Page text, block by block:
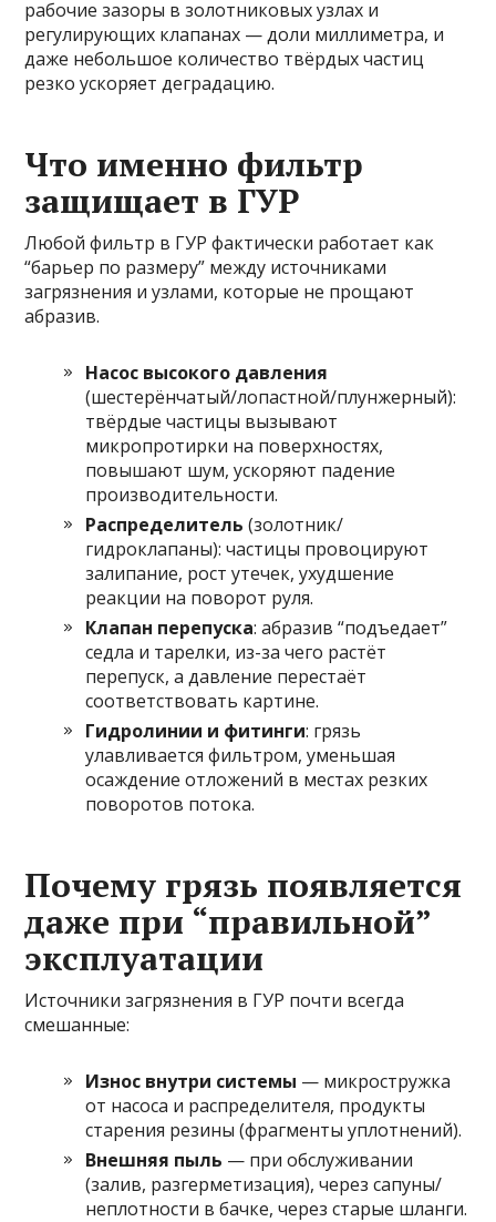
рабочие зазоры в золотниковых узлах и
регулирующих клапанах — доли миллиметра, и
даже небольшое количество твёрдых частиц
резко ускоряет деградацию.
Что именно фильтр
защищает в ГУР
Любой фильтр в ГУР фактически работает как
“барьер по размеру” между источниками
загрязнения и узлами, которые не прощают
абразив.
Насос высокого давления
(шестерёнчатый/лопастной/плунжерный):
твёрдые частицы вызывают
микропротирки на поверхностях,
повышают шум, ускоряют падение
производительности.
Распределитель (золотник/
гидроклапаны): частицы провоцируют
залипание, рост утечек, ухудшение
реакции на поворот руля.
Клапан перепуска: абразив “подъедает”
седла и тарелки, из-за чего растёт
перепуск, а давление перестаёт
соответствовать картине.
Гидролинии и фитинги: грязь
улавливается фильтром, уменьшая
осаждение отложений в местах резких
поворотов потока.
Почему грязь появляется
даже при “правильной”
эксплуатации
Источники загрязнения в ГУР почти всегда
смешанные:
Износ внутри системы — микростружка
от насоса и распределителя, продукты
старения резины (фрагменты уплотнений).
Внешняя пыль — при обслуживании
(залив, разгерметизация), через сапуны/
неплотности в бачке, через старые шланги.